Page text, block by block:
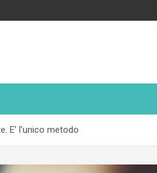
E’ l’unico metodo